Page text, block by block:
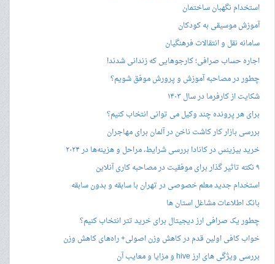
استخدام نگهبان ساختمان
آموزش موسیقی به کودکان
سامانه نقل و انتقالات فرهنگیان
اجاره حساب صرافی؛ کارجوهایی که زندانی شدند!
چطور در مصاحبه‌ آموزش و پرورش موفق شویم؟
شکایت از کارفرما در سال ۱۴۰۳
برای هر پرونده چند وکیل می توانی انتخاب کنیم؟
بررسی بازار کار کاشت ناخن در آلمان برای مهاجران
خرید بیزینس در کانادا بررسی شرایط، مراحل و هزینه‌ها در ۲۰۲۴
۹ نکته تاثیر گذار برای موفقیت در مصاحبه کاری آنلاین
استخدام جدید معلم خصوصی در تهران با سابقه و بدون سابقه
بانک اطلاعات مشاغل استان ها
چطور یک صرافی ارز دیجیتال برای خرید تتر انتخاب کنیم؟
خواب کافی اولین قدم در کاهش وزن اصولی+ راه‌های کاهش وزن
بررسی ویژگی های ارز hive و مزایا و معایب آن